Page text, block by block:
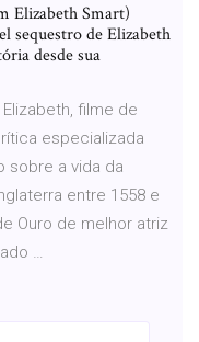
Elizabeth Smart)
sequestro de Elizabeth
desde sua
filme de
especializada
sobre a vida da
entre 1558 e
Ouro de melhor atriz
…